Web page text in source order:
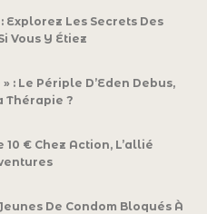
Les Secrets Des
Vous Y Étiez
: Le Périple D’Eden Debus,
Thérapie ?
10 € Chez Action, L’allié
De Condom Bloqués À